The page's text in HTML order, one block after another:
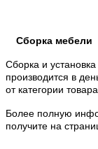
Сборка мебели
Сборка и
производится в
от категории
Более полную
получите на